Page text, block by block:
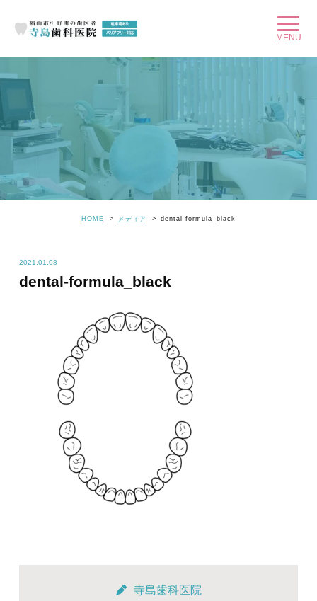
HOME メディア dental-formula_black
2021.01.08
dental-formula_black
寺島歯科医院